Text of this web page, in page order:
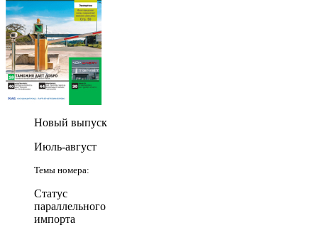
Новый выпуск
Июль-август
Темы номера:
Статус
параллельного
импорта